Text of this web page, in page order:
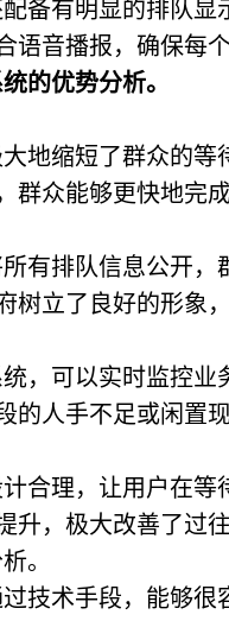
备有明显的排队
语音播报，确保每
的优势分析。
地缩短了群众的等
群众能够更快地完成
有排队信息公开
树立了良好的形象
，可以实时监控
的人手不足或闲置
合理，让用户在
升，极大改善了过
。
技术手段，能够